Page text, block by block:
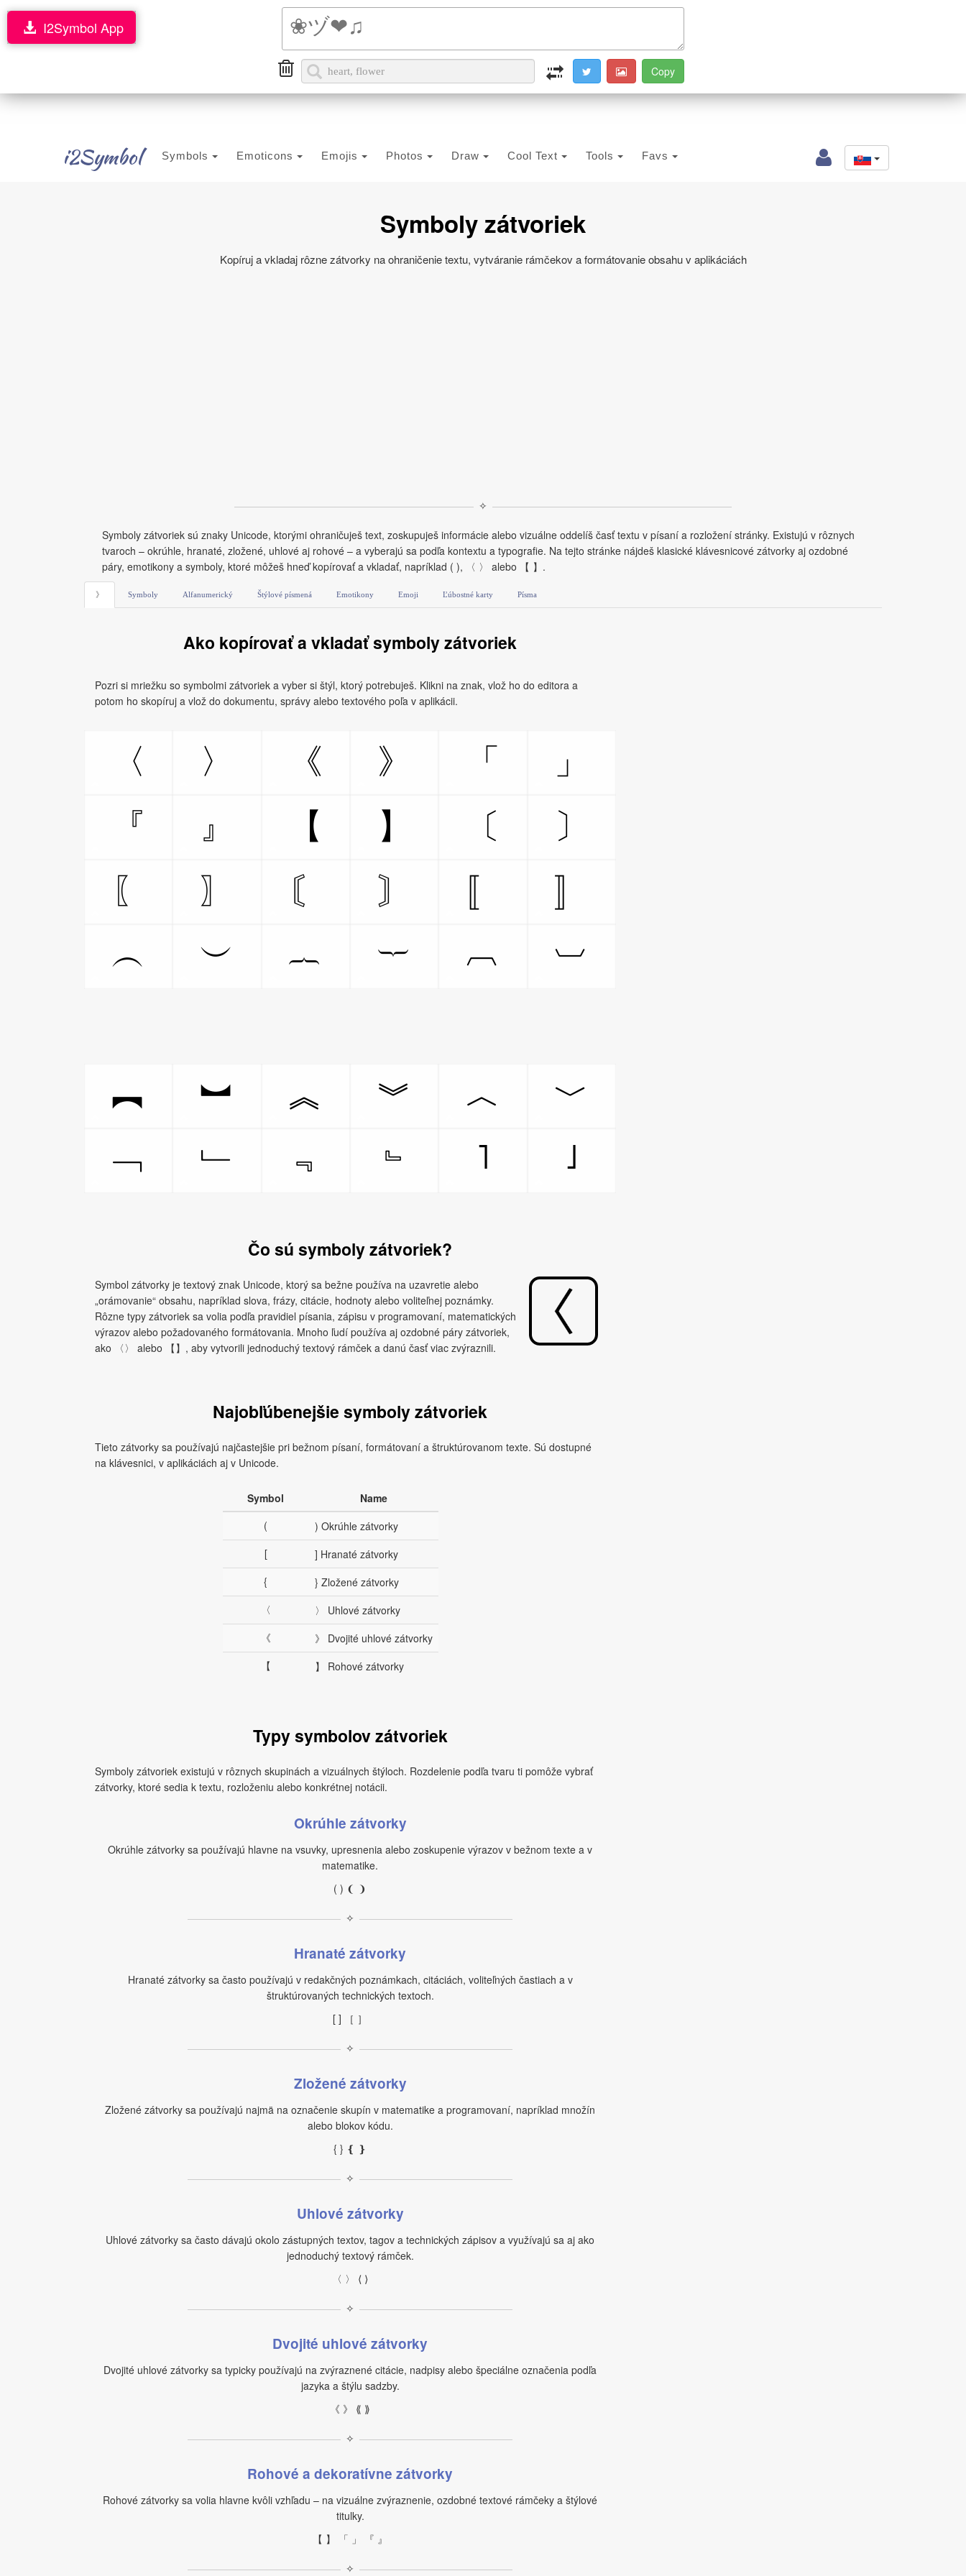
i2Symbol Symbols Emoticons Emojis Photos Draw Cool Text Tools Favs
I2Symbol App
Symboly zátvoriek
Kopíruj a vkladaj rôzne zátvorky na ohraničenie textu, vytváranie rámčekov a formátovanie obsahu v aplikáciách
✧
Symboly zátvoriek sú znaky Unicode, ktorými ohraničuješ text, zoskupuješ informácie alebo vizuálne oddelíš časť textu v písaní a rozložení stránky. Existujú v rôznych
tvaroch – okrúhle, hranaté, zložené, uhlové aj rohové – a vyberajú sa podľa kontextu a typografie. Na tejto stránke nájdeš klasické klávesnicové zátvorky aj ozdobné
páry, emotikony a symboly, ktoré môžeš hneď kopírovať a vkladať, napríklad ( ), 〈 〉 alebo 【 】.
》 Symboly Alfanumerický Štýlové písmená Emotikony Emoji Ľúbostné karty Písma
Ako kopírovať a vkladať symboly zátvoriek
Pozri si mriežku so symbolmi zátvoriek a vyber si štýl, ktorý potrebuješ. Klikni na znak, vlož ho do editora a
potom ho skopíruj a vlož do dokumentu, správy alebo textového poľa v aplikácii.
〈 〉 《 》 「
」
『
』 【 】 〔
〕
〖
〗 〘 〙
︵
︶ ︷ ︸ ︹ ︺
︻ ︼ ︽ ︾ ︿
﹀
﹁
﹂ ﹃ ﹄ ˥ ˩
Čo sú symboly zátvoriek?
Symbol zátvorky je textový znak Unicode, ktorý sa bežne používa na uzavretie alebo
„orámovanie“ obsahu, napríklad slova, frázy, citácie, hodnoty alebo voliteľnej poznámky.
Rôzne typy zátvoriek sa volia podľa pravidiel písania, zápisu v programovaní, matematických
výrazov alebo požadovaného formátovania. Mnoho ľudí používa aj ozdobné páry zátvoriek,
ako 〈〉 alebo 【】, aby vytvorili jednoduchý textový rámček a danú časť viac zvýraznili.
Najobľúbenejšie symboly zátvoriek
Tieto zátvorky sa používajú najčastejšie pri bežnom písaní, formátovaní a štruktúrovanom texte. Sú dostupné
na klávesnici, v aplikáciách aj v Unicode.
Symbol
Name
(
) Okrúhle zátvorky
[
] Hranaté zátvorky
{
} Zložené zátvorky
〈
〉 Uhlové zátvorky
《
》 Dvojité uhlové zátvorky
【
】 Rohové zátvorky
Typy symbolov zátvoriek
Symboly zátvoriek existujú v rôznych skupinách a vizuálnych štýloch. Rozdelenie podľa tvaru ti pomôže vybrať
zátvorky, ktoré sedia k textu, rozloženiu alebo konkrétnej notácii.
Okrúhle zátvorky
Okrúhle zátvorky sa používajú hlavne na vsuvky, upresnenia alebo zoskupenie výrazov v bežnom texte a v
matematike.
( ) ❨ ❩
✧
Hranaté zátvorky
Hranaté zátvorky sa často používajú v redakčných poznámkach, citáciách, voliteľných častiach a v
štruktúrovaných technických textoch.
[ ] ［ ］
✧
Zložené zátvorky
Zložené zátvorky sa používajú najmä na označenie skupín v matematike a programovaní, napríklad množín
alebo blokov kódu.
{ } ❴ ❵
✧
Uhlové zátvorky
Uhlové zátvorky sa často dávajú okolo zástupných textov, tagov a technických zápisov a využívajú sa aj ako
jednoduchý textový rámček.
〈 〉 ⟨ ⟩
✧
Dvojité uhlové zátvorky
Dvojité uhlové zátvorky sa typicky používajú na zvýraznené citácie, nadpisy alebo špeciálne označenia podľa
jazyka a štýlu sadzby.
《 》 ⟪ ⟫
✧
Rohové a dekoratívne zátvorky
Rohové zátvorky sa volia hlavne kvôli vzhľadu – na vizuálne zvýraznenie, ozdobné textové rámčeky a štýlové
titulky.
【 】 「 」 『 』
✧